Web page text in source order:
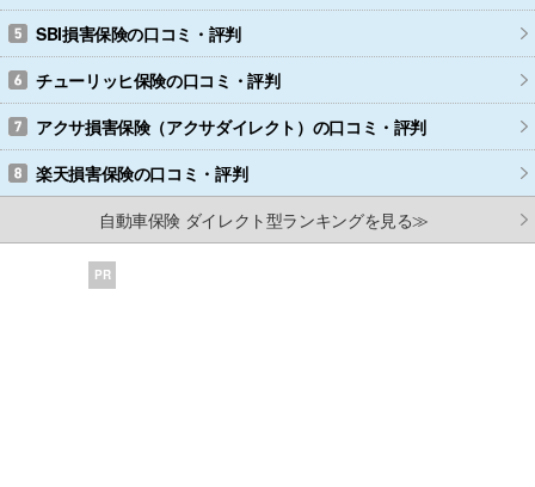
SBI損害保険の口コミ・評判
チューリッヒ保険の口コミ・評判
アクサ損害保険（アクサダイレクト） の口コミ・評判
楽天損害保険の口コミ・評判
自動車保険 ダイレクト型ランキングを見る≫
PR